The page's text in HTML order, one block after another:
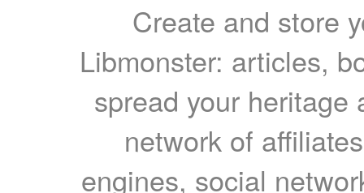
Create and store
Libmonster: articles,
spread your heritage
network of
engines, social